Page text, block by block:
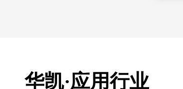
华凯·应用行业